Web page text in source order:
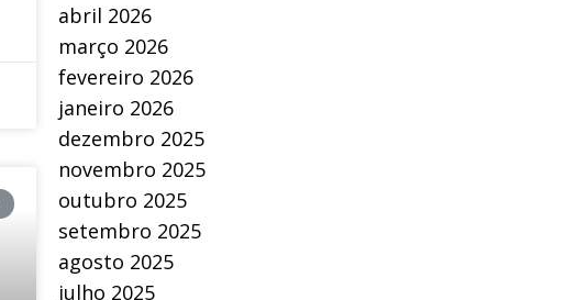
abril 2026
março 2026
fevereiro 2026
janeiro 2026
dezembro 2025
novembro 2025
outubro 2025
setembro 2025
agosto 2025
julho 2025